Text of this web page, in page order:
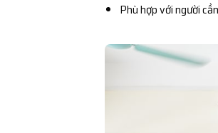
Phù hợp với người